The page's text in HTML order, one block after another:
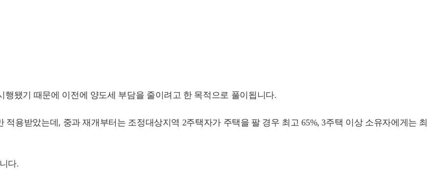
됐기 때문에 이전에 양도세 부담을 줄이려고 한 목적으로 풀이됩니다.
용받았는데, 중과 재개부터는 조정대상지역 2주택자가 주택을 팔 경우 최고 65%, 3주택 이상 소유자에게는 최
다.